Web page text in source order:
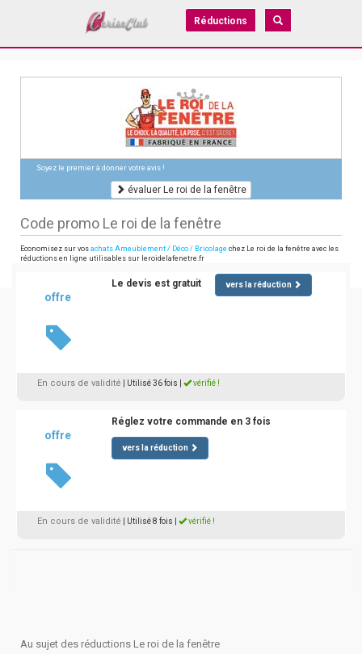
Réductions
Soyez le premier à donner votre avis !
évaluer Le roi de la fenêtre
Code promo Le roi de la fenêtre
Economisez sur vos achats Ameublement / Déco / Bricolage chez Le roi de la fenêtre avec les
réductions en ligne utilisables sur leroidelafenetre.fr
offre
Le devis est gratuit vers la réduction
En cours de validité | Utilisé 36 fois vérifié !
offre
Réglez votre commande en 3 fois
vers la réduction
En cours de validité | Utilisé 8 fois vérifié !
Au sujet des réductions Le roi de la fenêtre